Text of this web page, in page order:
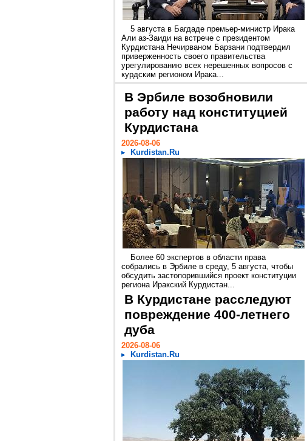
5 августа в Багдаде премьер-министр Ирака
Али аз-Заиди на встрече с президентом
Курдистана Нечирваном Барзани подтвердил
приверженность своего правительства
урегулированию всех нерешенных вопросов с
курдским регионом Ирака...
В Эрбиле возобновили
работу над конституцией
Курдистана
2026-08-06
Kurdistan.Ru
Более 60 экспертов в области права
собрались в Эрбиле в среду, 5 августа, чтобы
обсудить застопорившийся проект конституции
региона Иракский Курдистан...
В Курдистане расследуют
повреждение 400-летнего
дуба
2026-08-06
Kurdistan.Ru